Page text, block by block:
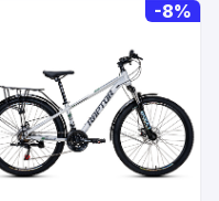
-8%